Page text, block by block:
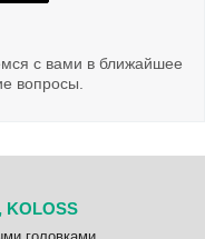
с вами в ближайшее
вопросы.
KOLOSS